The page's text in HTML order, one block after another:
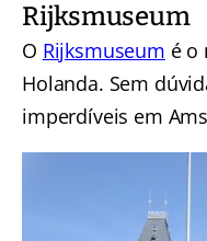
Rijksmuseum
O Rijksmuseum é o
Holanda. Sem
imperdíveis em